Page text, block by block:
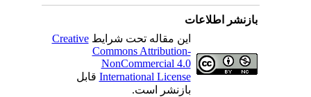
بازنشر اطلاعات
این مقاله تحت شرایطCreative
Commons Attribution-
NonCommercial 4.0
International Licenseقابل
بازنشر است.